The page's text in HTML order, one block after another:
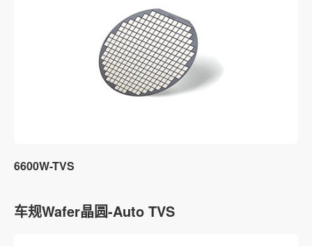
6600W-TVS
车规Wafer晶圆-Auto TVS